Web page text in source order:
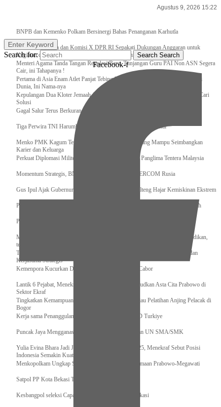
Agustus 9, 2026 15:22
BNPB dan Kemenko Polkam Bersinergi Bahas Penanganan Karhutla
Raker Kemenpora dan Komisi X DPR RI Sepakati Dukungan Anggaran untuk
Kegiatan dan Program Prioritas Pemuda dan Olahraga
Menteri Agama Tanda Tangan Regulasi Baru, Tunjangan Guru PAI Non ASN Segera
Cair, ini Tahapanya !
Pertama di Asia Enam Atlet Panjat Tebing Indonesia Taklukkan Tebing Tertinggi
Dunia, Ini Nama-nya
Kepulangan Dua Kloter Jemaah Asal Surabaya Tertunda, Kemenag Upayakan Cari
Solusi
Gagal Salur Terus Berkurang, Gus Ipul: 405 Ribu Lebih Bansos Cair
Tiga Perwira TNI Harumkan Indonesia Di Kancah Internasional
Menko PMK Kagum Terhadap Perempuan Modern yang Mampu Seimbangkan
Karier dan Keluarga
Perkuat Diplomasi Militer, Panglima TNI Terima CC Panglima Tentera Malaysia
Momentum Strategis, BNPB Terima Kunjungan EMERCOM Rusia
Gus Ipul Ajak Gubernur dan Bupati/Wali Kota se-Kalteng Hajar Kemiskinan Ekstrem
Panglima TNI Sambut Kedatangan Presiden RI Usai Lawatan ke Timur Tengah
Pengurus Pusat Pordasi Pacu Dapat Pesan dari Sri Paduka
Menag RI dan Dua Menteri Yordania Jalin Sinergi Bidang Wakaf dan Pendidikan,
termasuk Beasiswa
Tiba di Tanah Air, Presiden Prabowo Subianto Bawa Komitmen Investasi dan
Kerjasama Strategis
Kemenpora Kucurkan Dana untuk Pelatnas pada 13 Cabor
Lantik 6 Pejabat, Menekraf Tegaskan Komitmen Wujudkan Asta Cita Prabowo di
Sektor Ekraf
Tingkatkan Kemampuan K9 TNI, Panglima TNI Tinjau Pelatihan Anjing Pelacak di
Bogor
Kerja sama Penanggulangan Bencana BNPB – AFAD Turkiye
Puncak Jaya Mengganas, TNI-POLRI Solid Amankan UN SMA/SMK
Yulia Evina Bhara Jadi Juri Festival Film Cannes 2025, Menekraf Sebut Posisi
Indonesia Semakin Kuat
Menkopolkam Ungkap Spirit Persatuan dan Kebersamaan Prabowo-Megawati
Satpol PP Kota Bekasi Tertibkan PPKS
Kesbangpol seleksi Capaska 736 Siswa/i se-Kota Bekasi
Enter Keyword
Search for: Search Search
Facebook-f